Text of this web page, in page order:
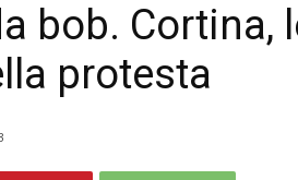
bob. Cortina,
protesta